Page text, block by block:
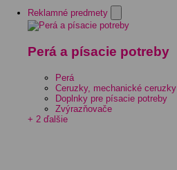
Reklamné predmety
Perá a písacie potreby
Perá
Ceruzky, mechanické ceruzky
Doplnky pre písacie potreby
Zvýrazňovače
+ 2 ďalšie